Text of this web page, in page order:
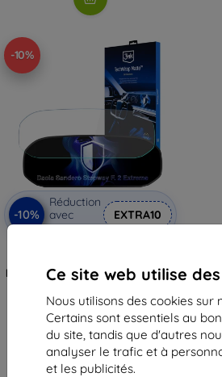
Ce site web utilise
Nous utilisons des cookies sur
Certains sont essentiels au
du site, tandis que d'autres
analyser le trafic et à
et les publicités.
-10%
-10%
Réduction
avec
coupon
EXTRA10
bord Dacia Sandero Stepway F. 2
Extreme
36,90 €
33,22 €
En stock > 5 pièces